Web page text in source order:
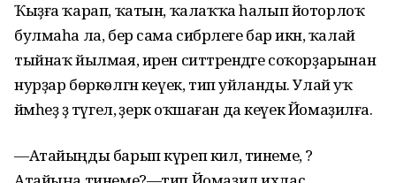
Ҡыҙға ҡарап, ҡатын, ҡалаҡҡа һалып йоторлоҡ
булмаһа ла, бер сама сибәрлеге бар икән, ҡалай
тыйнаҡ йылмая, ирен ситтәрендәге соҡорҙарынан
нурҙар бөркөлгән кеүек, тип уйланды. Улай уҡ
йәмһеҙ ҙә түгел, әҙерәк оҡшаған да кеүек Йомаҙилға.
—Атайыңды барып күреп кил, тинеме, ә?